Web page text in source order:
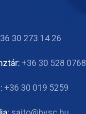
30 273 14 26
+36 30 528 0768
+36 30 019 5259